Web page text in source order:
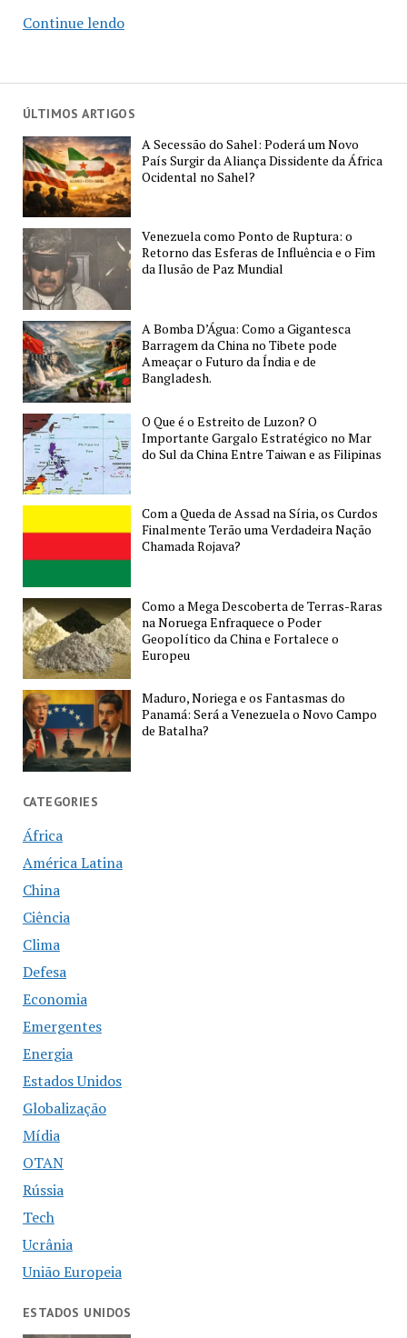
Continue lendoA
dos
Novos
Flutuantes
de
GNL
e
Como
Isso
Muda
o
Mercado
Mundial
de
Energia
ÚLTIMOS ARTIGOS
A Secessão do Sahel: Poderá um Novo
País Surgir da Aliança Dissidente da África
Ocidental no Sahel?
Venezuela como Ponto de Ruptura: o
Retorno das Esferas de Influência e o Fim
da Ilusão de Paz Mundial
A Bomba D’Água: Como a Gigantesca
Barragem da China no Tibete pode
Ameaçar o Futuro da Índia e de
Bangladesh.
O Que é o Estreito de Luzon? O
Importante Gargalo Estratégico no Mar
do Sul da China Entre Taiwan e as Filipinas
Com a Queda de Assad na Síria, os Curdos
Finalmente Terão uma Verdadeira Nação
Chamada Rojava?
Como a Mega Descoberta de Terras-Raras
na Noruega Enfraquece o Poder
Geopolítico da China e Fortalece o
Europeu
Maduro, Noriega e os Fantasmas do
Panamá: Será a Venezuela o Novo Campo
de Batalha?
CATEGORIES
África
América Latina
China
Ciência
Clima
Defesa
Economia
Emergentes
Energia
Estados Unidos
Globalização
Mídia
OTAN
Rússia
Tech
Ucrânia
União Europeia
ESTADOS UNIDOS